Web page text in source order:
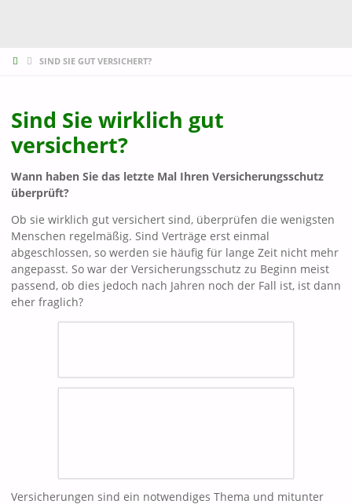
STARTSIND SIE GUT VERSICHERT?
Sind Sie wirklich gut
versichert?
Wann haben Sie das letzte Mal Ihren Versicherungsschutz
überprüft?
Ob sie wirklich gut versichert sind, überprüfen die wenigsten
Menschen regelmäßig. Sind Verträge erst einmal
abgeschlossen, so werden sie häufig für lange Zeit nicht mehr
angepasst. So war der Versicherungsschutz zu Beginn meist
passend, ob dies jedoch nach Jahren noch der Fall ist, ist dann
eher fraglich?
Versicherungen sind ein notwendiges Thema und mitunter